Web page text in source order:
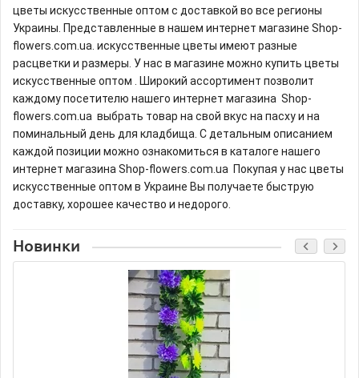
цветы искусственные оптом с доставкой во все регионы
Украины. Представленные в нашем интернет магазине Shop-
flowers.com.ua. искусственные цветы имеют разные
расцветки и размеры. У нас в магазине можно купить цветы
искусственные оптом . Широкий ассортимент позволит
каждому посетителю нашего интернет магазина Shop-
flowers.com.ua выбрать товар на свой вкус на пасху и на
поминальный день для кладбища. С детальным описанием
каждой позиции можно ознакомиться в каталоге нашего
интернет магазина Shop-flowers.com.ua Покупая у нас цветы
искусственные оптом в Украине Вы получаете быструю
доставку, хорошее качество и недорого.
Новинки